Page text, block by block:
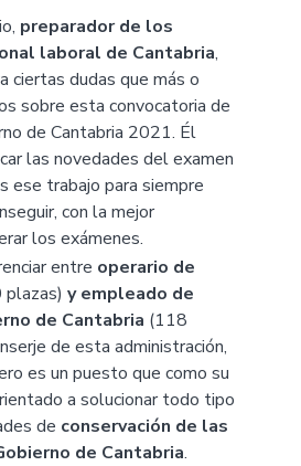
preparador de los
laboral de Cantabria,
ciertas dudas que más o
sobre esta convocatoria de
de Cantabria 2021. Él
las novedades del examen
ese trabajo para siempre
con la mejor
los exámenes.
entre operario de
plazas) y empleado de
de Cantabria (118
de esta administración,
es un puesto que como su
a solucionar todo tipo
de conservación de las
de Cantabria.